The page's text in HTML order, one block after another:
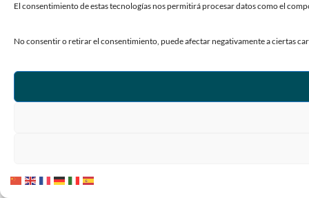
El consentimiento de estas tecnologías nos permitirá procesar datos como el
No consentir o retirar el consentimiento, puede afectar negativamente a ciertas